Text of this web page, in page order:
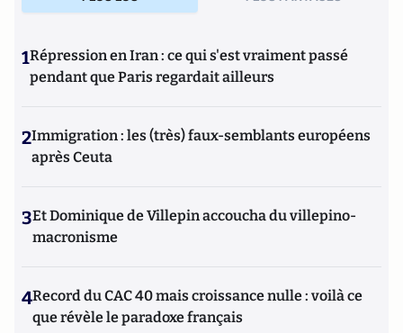
1Répression en Iran : ce qui s'est vraiment passé
pendant que Paris regardait ailleurs
2Immigration : les (très) faux-semblants européens
après Ceuta
3Et Dominique de Villepin accoucha du villepino-
macronisme
4Record du CAC 40 mais croissance nulle : voilà ce
que révèle le paradoxe français